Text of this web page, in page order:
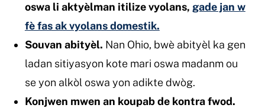
oswa li aktyèlman itilize vyolans, gade jan w
fè fas ak vyolans domestik.
Souvan abityèl. Nan Ohio, bwè abityèl ka gen
ladan sitiyasyon kote mari oswa madanm ou
se yon alkòl oswa yon adikte dwòg.
Konjwen mwen an koupab de kontra fwod.